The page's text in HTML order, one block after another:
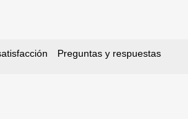
Preguntas y respuestas